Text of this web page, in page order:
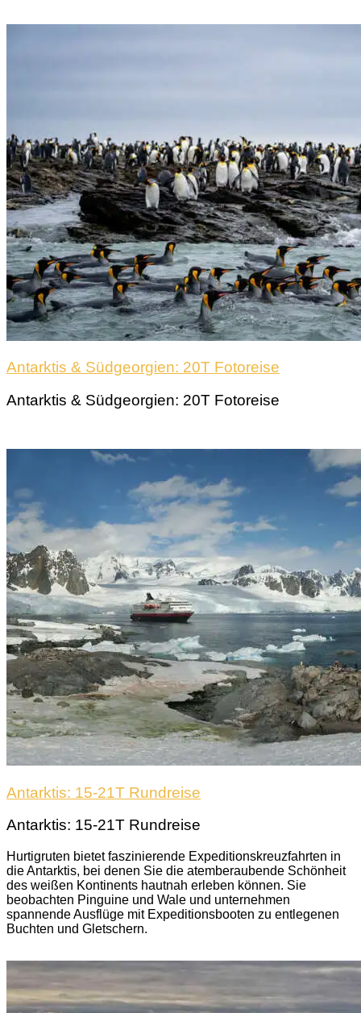
Antarktis & Südgeorgien: 20T Fotoreise
Antarktis & Südgeorgien: 20T Fotoreise
Antarktis: 15-21T Rundreise
Antarktis: 15-21T Rundreise
Hurtigruten bietet faszinierende Expeditionskreuzfahrten in
die Antarktis, bei denen Sie die atemberaubende Schönheit
des weißen Kontinents hautnah erleben können. Sie
beobachten Pinguine und Wale und unternehmen
spannende Ausflüge mit Expeditionsbooten zu entlegenen
Buchten und Gletschern.